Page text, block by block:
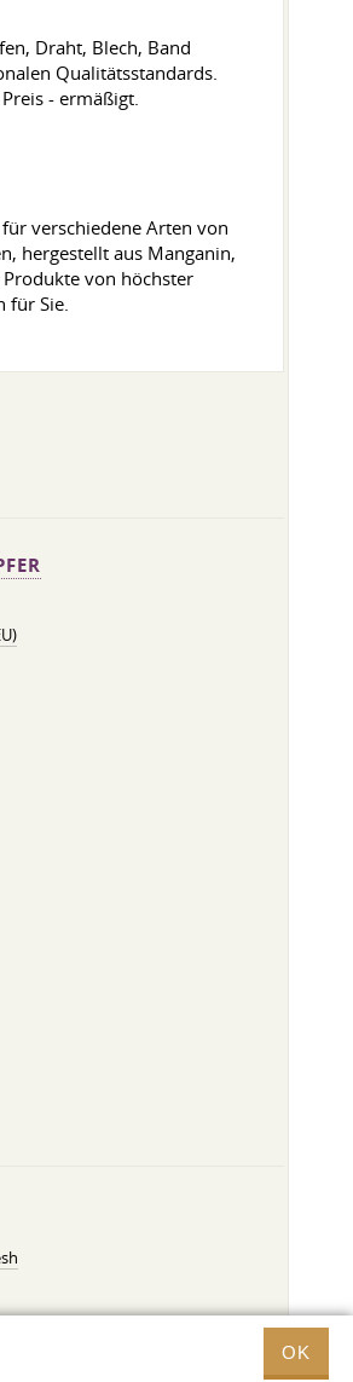
OK
Draht, Blech, Band
Qualitätsstandards.
- ermäßigt.
verschiedene Arten von
hergestellt aus Manganin,
von höchster
für Sie.